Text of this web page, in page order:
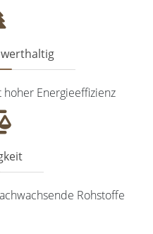
Energieeffizienz
Rohstoffe